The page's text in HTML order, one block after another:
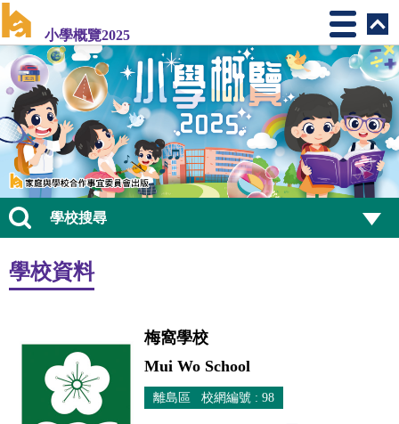
小學概覽2025
學校搜尋
學校資料
梅窩學校
Mui Wo School
離島區 校網編號 : 98